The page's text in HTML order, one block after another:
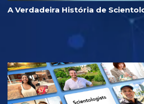
A Verdadeira História de